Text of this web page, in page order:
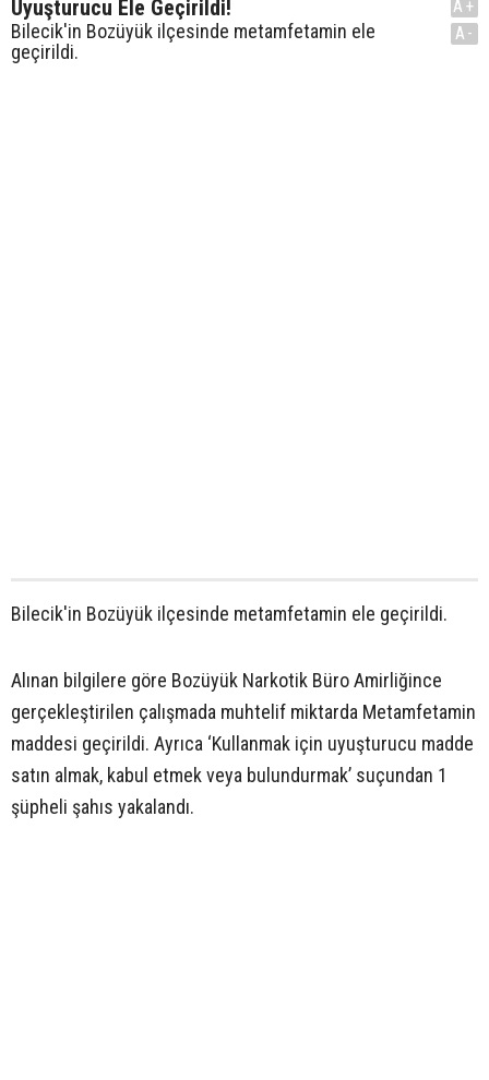
Uyuşturucu Ele Geçirildi!
Bilecik'in Bozüyük ilçesinde metamfetamin ele
geçirildi.
A+
A-
Bilecik'in Bozüyük ilçesinde metamfetamin ele geçirildi.
Alınan bilgilere göre Bozüyük Narkotik Büro Amirliğince
gerçekleştirilen çalışmada muhtelif miktarda Metamfetamin
maddesi geçirildi. Ayrıca ‘Kullanmak için uyuşturucu madde
satın almak, kabul etmek veya bulundurmak’ suçundan 1
şüpheli şahıs yakalandı.